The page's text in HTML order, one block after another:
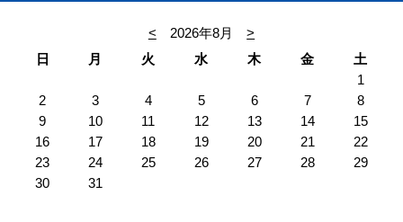
< 2026年8月
>
日
月 火 水 木 金
土
1
2
3 4 5 6 7
8
9
10 11 12 13 14
15
16
17 18 19 20 21
22
23
24 25 26 27 28
29
30
31